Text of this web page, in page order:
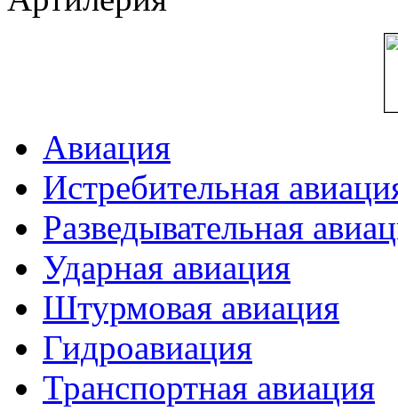
Авиация
Истребительная
Разведывательная
Ударная авиация
Штурмовая авиация
Гидроавиация
Транспортная авиация